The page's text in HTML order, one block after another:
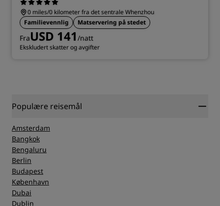
0 miles/0 kilometer fra det sentrale Whenzhou
Familievennlig
Matservering på stedet
FraUSD 141 /natt
Ekskludert skatter og avgifter
Populære reisemål
Amsterdam
Bangkok
Bengaluru
Berlin
Budapest
København
Dubai
Dublin